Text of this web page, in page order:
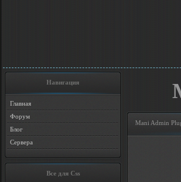
Навигация
Главная
Форум
Блог
Сервера
Все для Css
Mani Admin